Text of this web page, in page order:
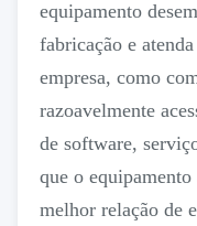
equipamento
fabricação e
empresa, como
razoavelmente
de software,
que o
melhor relação de